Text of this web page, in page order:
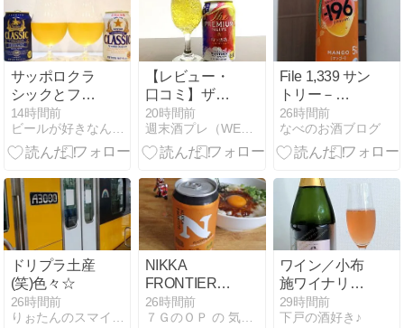
定！
サッポロクラ
シックとフロ
ンティア メモ
リアルを飲み
比べてみまし
14時間前
ビールが好きなんです。
【レビュー・
口コミ】ザ・
プレミアム・
モルツ時の誘
惑の味は？ま
い？度数6%の
優美なビール
20時間前
週末酒プレ（WEEKEND SAKE PREVIEW）
File 1,339 サン
トリー－
196〈マンゴ
ー〉のお話
26時間前
なべのお酒ブログ
ドリプラ土産
(笑)色々☆
26時間前
りぉたんのスマイル部屋
NIKKA
FRONTIER
HIGHBALL /
NIKKA
26時間前
７ＧのＯＰ の 気ままに
ワイン／小布
施ワイナリー
ソガ・ペー
ル・エ・フィ
29時間前
下戸の酒好き♪